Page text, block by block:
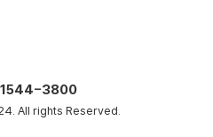
1544-3800
All rights Reserved.